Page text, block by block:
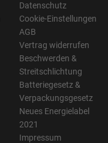
Datenschutz
Cookie-Einstellungen
AGB
Vertrag widerrufen
Beschwerden &
Streitschlichtung
Batteriegesetz &
Verpackungsgesetz
Neues Energielabel
2021
Impressum